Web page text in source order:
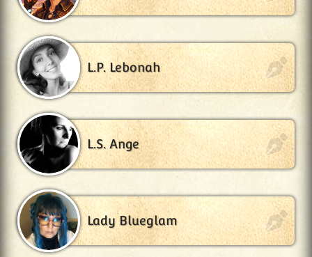
L.P. Lebonah
L.S. Ange
Lady Blueglam